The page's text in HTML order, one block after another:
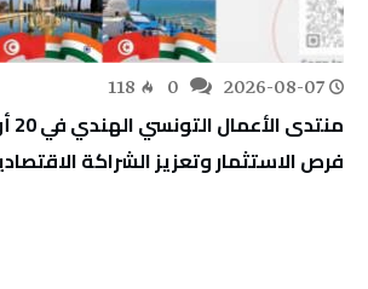
2026-08-07
118
فرص الاستثمار وتعزيز الشراكة